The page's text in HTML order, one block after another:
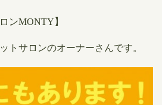
ンMONTY】
トサロンのオーナーさんです。